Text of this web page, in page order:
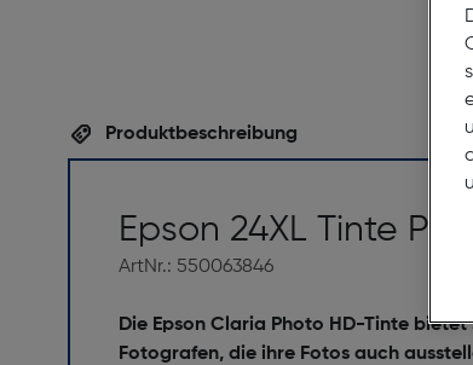
Produktbeschreibung
Epson 24XL Tinte
ArtNr.: 550063846
Die Epson Claria Photo HD-Tinte
Fotografen, die ihre Fotos auch